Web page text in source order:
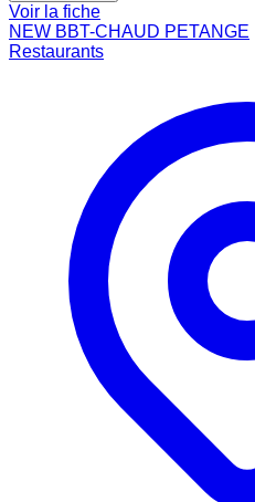
Voir la fiche
NEW BBT-CHAUD PETANGE
Restaurants